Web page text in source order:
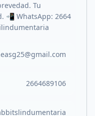
Tu
📲 WhatsApp: 2664
2664689106